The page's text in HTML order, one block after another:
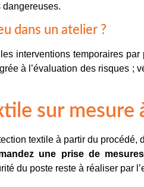
dangereuses.
dans un atelier ?
interventions temporaires
à l’évaluation des risques ;
sur mesure
textile à partir du procédé,
une prise de
du poste reste à réaliser par